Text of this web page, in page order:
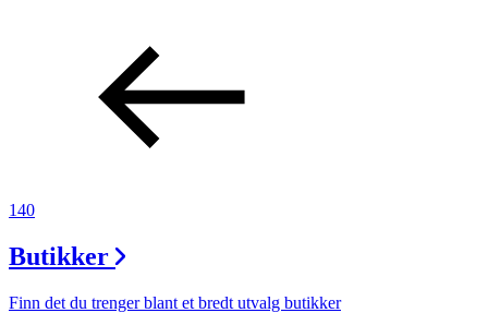
140
Butikker
Finn det du trenger blant et bredt utvalg butikker